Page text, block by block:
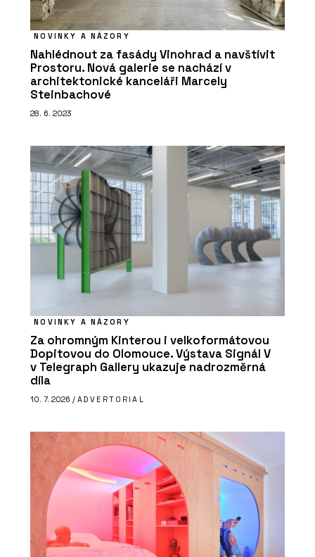
NOVINKY A NÁZORY
Nahlédnout za fasády Vinohrad a navštívit
Prostoru. Nová galerie se nachází v
architektonické kanceláři Marcely
Steinbachové
28. 6. 2023
NOVINKY A NÁZORY
Za ohromným Kinterou i velkoformátovou
Dopitovou do Olomouce. Výstava Signál V
v Telegraph Gallery ukazuje nadrozměrná
díla
10. 7. 2026 / ADVERTORIAL